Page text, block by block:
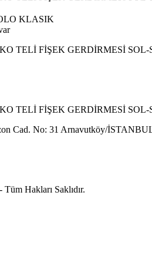
KLASIK
TELİ FİŞEK GERDİRMESİ SOL-
TELİ FİŞEK GERDİRMESİ SOL-
Cad. No: 31 Arnavutköy/
Hakları Saklıdır.